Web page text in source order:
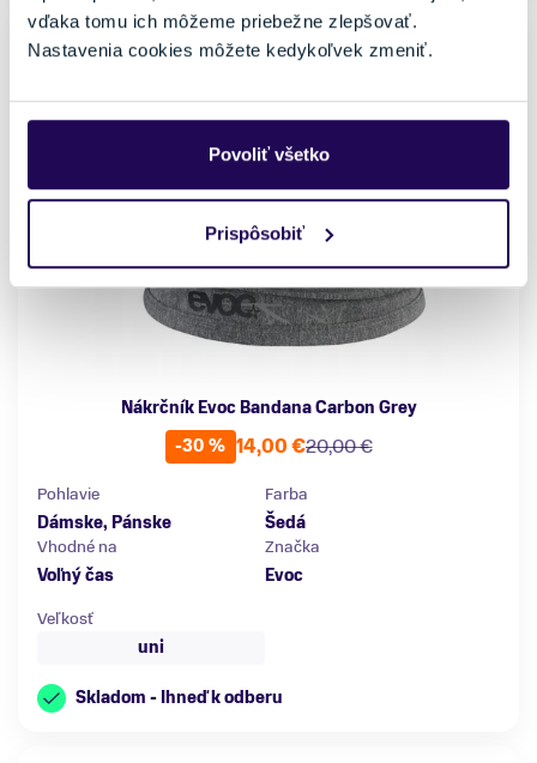
vďaka tomu ich môžeme priebežne zlepšovať.
Nastavenia cookies môžete kedykoľvek zmeniť.
Povoliť všetko
Prispôsobiť
Nákrčník Evoc Bandana Carbon Grey
-30 %
20,00 €
14,00 €
Pohlavie
Dámske, Pánske
Farba
Šedá
Vhodné na
Voľný čas
Značka
Evoc
Veľkosť
uni
Skladom - Ihneď k odberu